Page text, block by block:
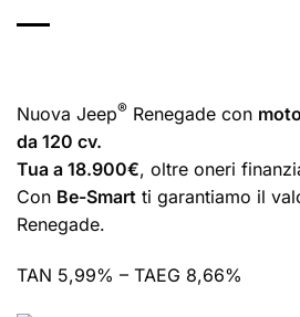
Nuova Jeep® Renegade con
da 120 cv.
Tua a 18.900€, oltre oneri
Con Be-Smart ti garantiamo il
Renegade.
TAN 5,99% – TAEG 8,66%